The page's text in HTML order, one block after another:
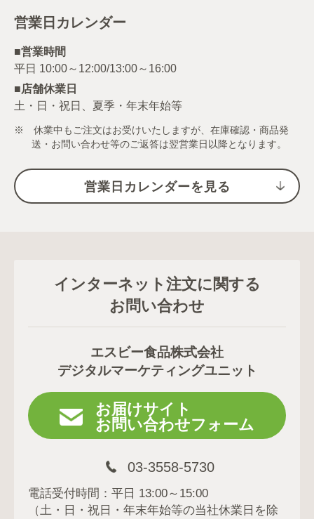
営業日カレンダー
■営業時間
■店舗休業日
土・日・祝日、夏季・年末年始等
※ 休業中もご注文はお受けいたしますが、在庫確認・商品発
送・お問い合わせ等のご返答は翌営業日以降となります。
営業日カレンダーを見る
インターネット注文に関する
お問い合わせ
エスビー食品株式会社
デジタルマーケティングユニット
お届けサイト
お問い合わせフォーム
03-3558-5730
電話受付時間：平日 13:00～15:00
（土・日・祝日・年末年始等の当社休業日を除